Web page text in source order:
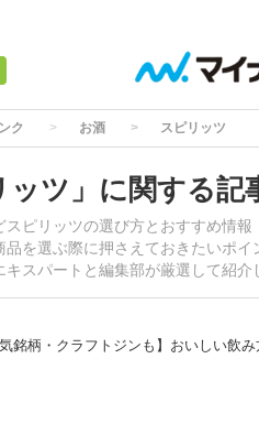
ク お酒 スピリッツ
ツ」に関する記
ピリッツの選び方とおすすめ情
を選ぶ際に押さえておきたいポ
スパートと編集部が厳選して紹介
銘柄・クラフトジンも】おいしい飲